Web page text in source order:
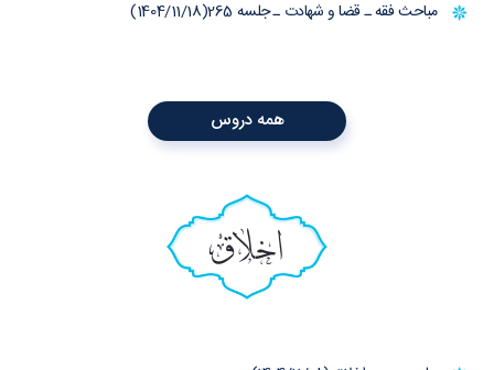
مباحث فقه ـ قضا و شهادت ـ جلسه 265(1404/11/18)
همه دروس
اخلاق